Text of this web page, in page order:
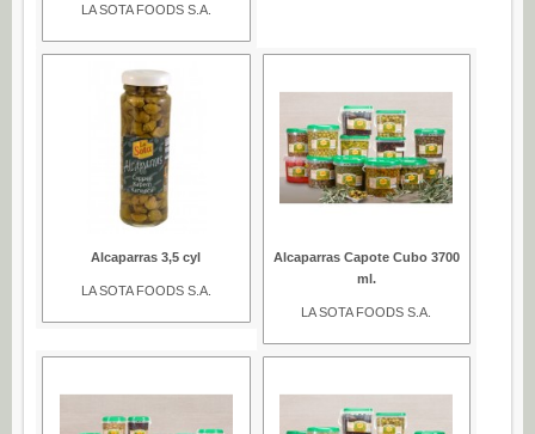
LA SOTA FOODS S.A.
Alcaparras 3,5 cyl
LA SOTA FOODS S.A.
Alcaparras Capote Cubo 3700
ml.
LA SOTA FOODS S.A.